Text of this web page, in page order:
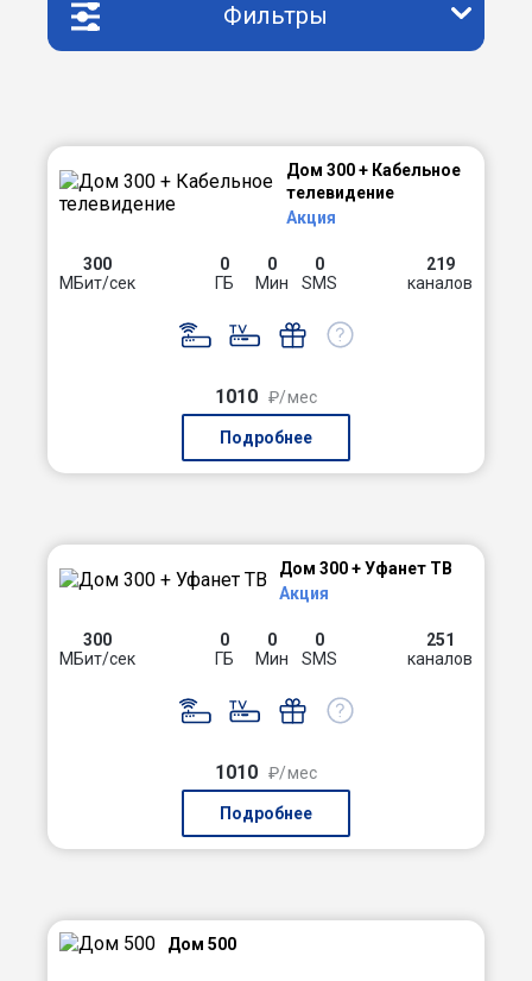
Фильтры
Дом 300 + Кабельное
телевидение
Акция
300
МБит/сек
0
ГБ
0
Мин
0
SMS
219
каналов
1010 ₽/мес
Подробнее
Дом 300 + Уфанет ТВ
Акция
300
МБит/сек
0
ГБ
0
Мин
0
SMS
251
каналов
1010 ₽/мес
Подробнее
Дом 500